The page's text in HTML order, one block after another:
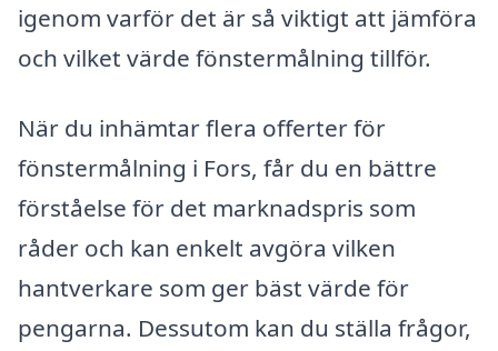
igenom varför det är så viktigt att jämföra
och vilket värde fönstermålning tillför.
När du inhämtar flera offerter för
fönstermålning i Fors, får du en bättre
förståelse för det marknadspris som
råder och kan enkelt avgöra vilken
hantverkare som ger bäst värde för
pengarna. Dessutom kan du ställa frågor,